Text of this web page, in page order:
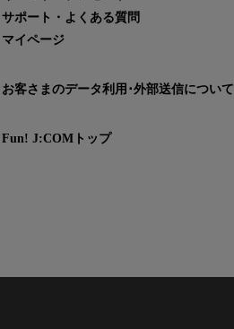
サポート・よくある質問
マイページ
お客さまのデータ利用･外部送信について
Fun! J:COMトップ